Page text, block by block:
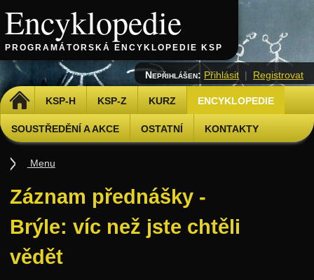
Encyklopedie
PROGRAMÁTORSKÁ ENCYKLOPEDIE KSP
DOMŮ KSP-H KSP-Z KURZ ENCYKLOPEDIE
SOUSTŘEDĚNÍ A AKCE OSTATNÍ KONTAKTY
Nepřihlášen: Přihlásit | Registrovat
Záznam přednášky -
Brýle: víc než jste chtěli
vědět
Menu
Základní algoritmy
Složitost